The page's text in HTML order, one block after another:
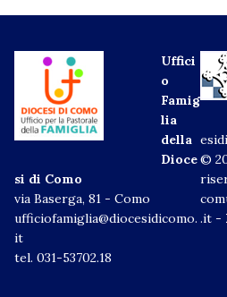
Uffici
o
Famig
lia
della
Dioce
si di Como
via Baserga, 81 - Como
ufficiofamiglia@diocesidicomo.
it
tel. 031-53702.18
©
.it -